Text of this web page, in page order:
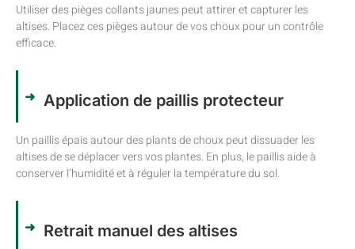
Utiliser des pièges collants jaunes peut attirer et capturer les
altises. Placez ces pièges autour de vos choux pour un contrôle
efficace.
Application de paillis protecteur
Un paillis épais autour des plants de choux peut dissuader les
altises de se déplacer vers vos plantes. En plus, le paillis aide à
conserver l’humidité et à réguler la température du sol.
Retrait manuel des altises